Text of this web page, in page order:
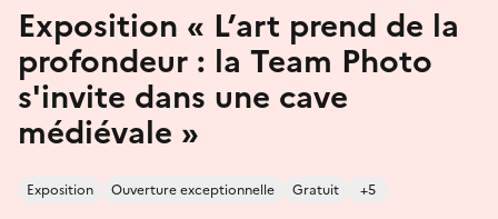
Exposition « L’art prend de la
profondeur : la Team Photo
s'invite dans une cave
médiévale »
Exposition Ouverture exceptionnelle Gratuit +5